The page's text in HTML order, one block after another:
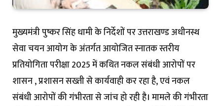
मुख्यमंत्री पुष्कर सिंह धामी के निर्देशों पर उत्तराखण्ड अधीनस्थ
सेवा चयन आयोग के अंतर्गत आयोजित स्नातक स्तरीय
प्रतियोगिता परीक्षा 2025 में कथित नकल संबंधी आरोपों पर
शासन , प्रशासन सख्ती से कार्यवाही कर रहा है, एवं नकल
संबंधी आरोपों की गंभीरता से जांच हो रही है। मामले की गंभीरता